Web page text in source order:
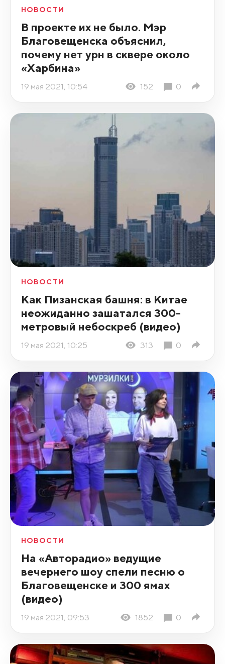
НОВОСТИ
В проекте их не было. Мэр
Благовещенска объяснил,
почему нет урн в сквере около
«Харбина»
19 мая 2021, 10:54 152 0
НОВОСТИ
Как Пизанская башня: в Китае
неожиданно зашатался 300-
метровый небоскреб (видео)
19 мая 2021, 10:25 313 0
НОВОСТИ
На «Авторадио» ведущие
вечернего шоу спели песню о
Благовещенске и 300 ямах
(видео)
19 мая 2021, 09:53 1852 0